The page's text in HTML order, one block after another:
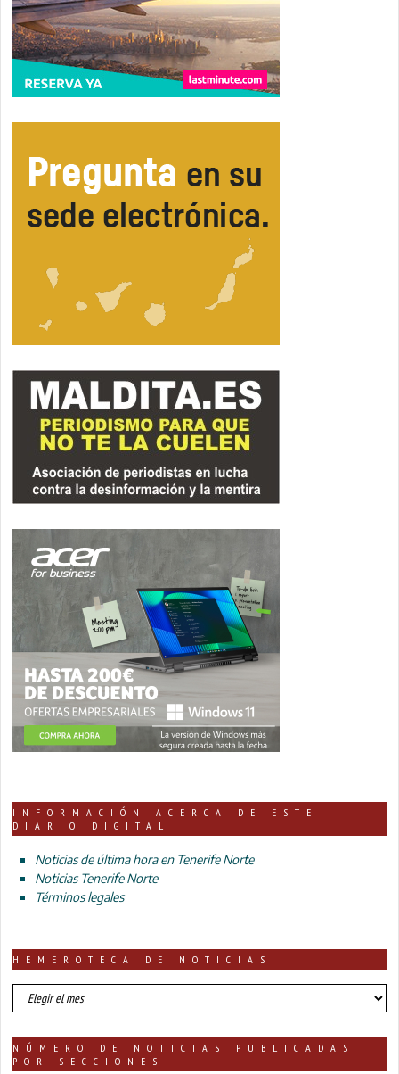
INFORMACIÓN ACERCA DE ESTE
DIARIO DIGITAL
Noticias de última hora en Tenerife Norte
Noticias Tenerife Norte
Términos legales
HEMEROTECA DE NOTICIAS
HEMEROTECA
DE
NÚMERO DE NOTICIAS PUBLICADAS
POR SECCIONES